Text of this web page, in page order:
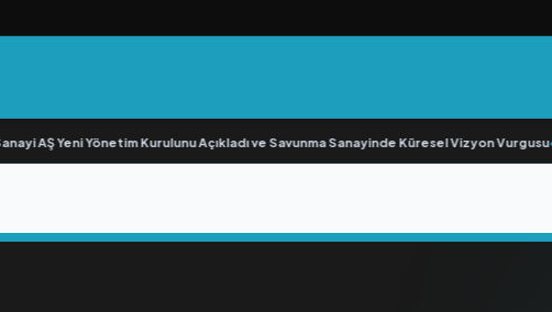
AŞ Yeni Yönetim Kurulunu Açıkladı ve Savunma Sanayinde Küresel Vizyon Vurgusu•